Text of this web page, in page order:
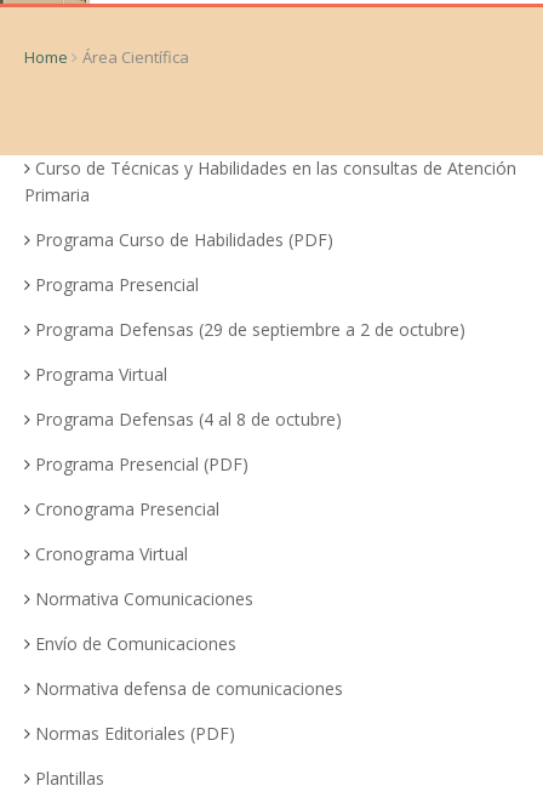
Home Área Científica
Curso de Técnicas y Habilidades en las consultas de Atención
Primaria
Programa Curso de Habilidades (PDF)
Programa Presencial
Programa Defensas (29 de septiembre a 2 de octubre)
Programa Virtual
Programa Defensas (4 al 8 de octubre)
Programa Presencial (PDF)
Cronograma Presencial
Cronograma Virtual
Normativa Comunicaciones
Envío de Comunicaciones
Normativa defensa de comunicaciones
Normas Editoriales (PDF)
Plantillas